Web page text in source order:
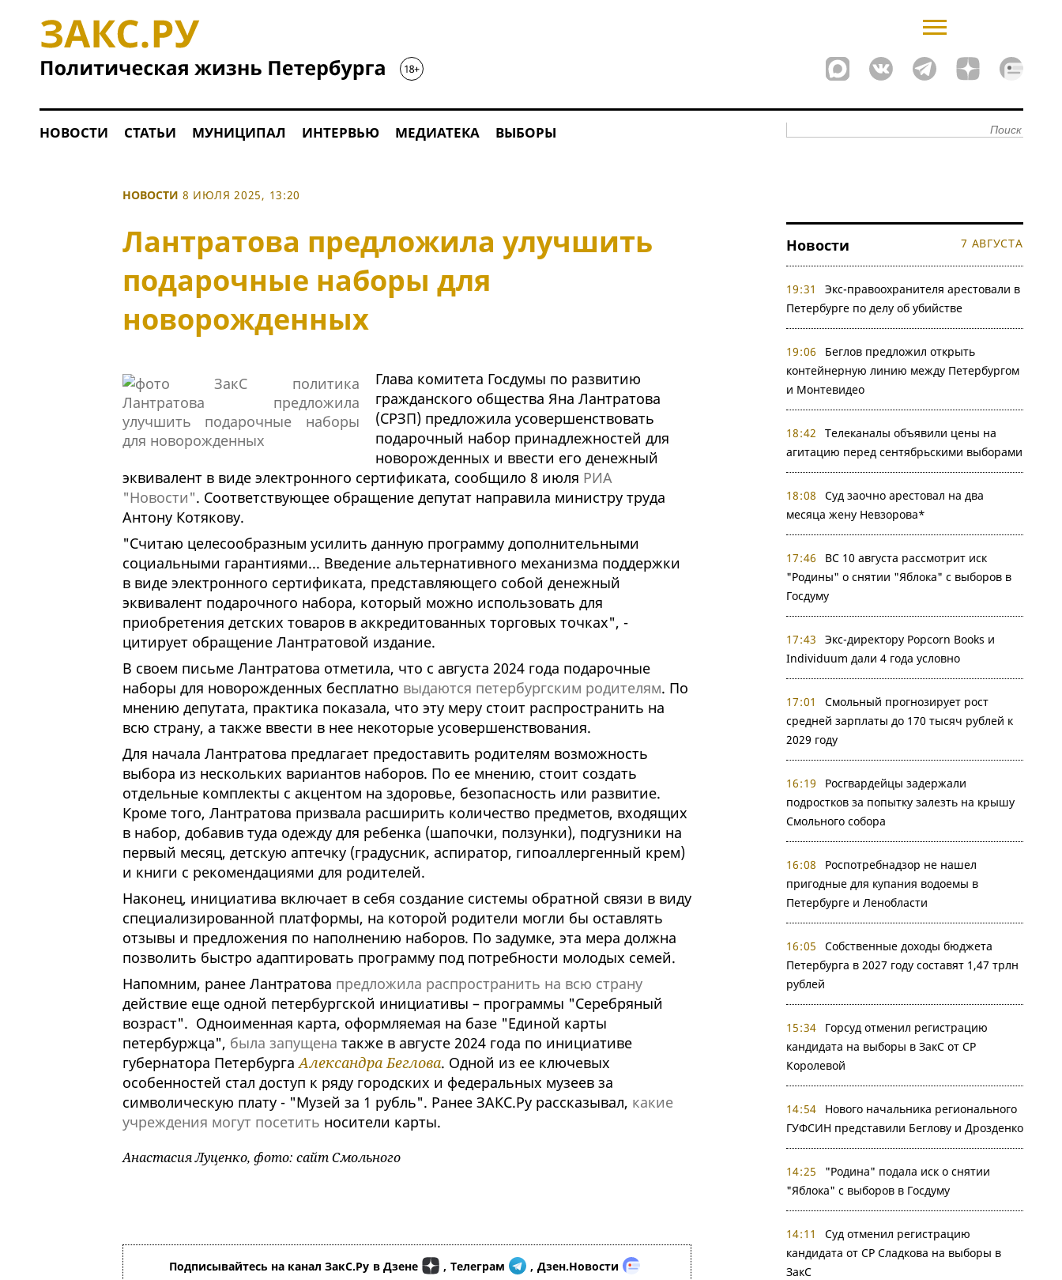
НОВОСТИ СТАТЬИ МУНИЦИПАЛ ИНТЕРВЬЮ МЕДИАТЕКА ВЫБОРЫ
НОВОСТИ 8 ИЮЛЯ 2025, 13:20
Лантратова предложила улучшить
подарочные наборы для
новорожденных
Глава комитета Госдумы по развитию
гражданского общества Яна Лантратова
(СРЗП) предложила усовершенствовать
подарочный набор принадлежностей для
новорожденных и ввести его денежный
эквивалент в виде электронного сертификата, сообщило 8 июля РИА
"Новости". Соответствующее обращение депутат направила министру труда
Антону Котякову.
"Считаю целесообразным усилить данную программу дополнительными
социальными гарантиями... Введение альтернативного механизма поддержки
в виде электронного сертификата, представляющего собой денежный
эквивалент подарочного набора, который можно использовать для
приобретения детских товаров в аккредитованных торговых точках", -
цитирует обращение Лантратовой издание.
В своем письме Лантратова отметила, что с августа 2024 года подарочные
наборы для новорожденных бесплатно выдаются петербургским родителям. По
мнению депутата, практика показала, что эту меру стоит распространить на
всю страну, а также ввести в нее некоторые усовершенствования.
Для начала Лантратова предлагает предоставить родителям возможность
выбора из нескольких вариантов наборов. По ее мнению, стоит создать
отдельные комплекты с акцентом на здоровье, безопасность или развитие.
Кроме того, Лантратова призвала расширить количество предметов, входящих
в набор, добавив туда одежду для ребенка (шапочки, ползунки), подгузники на
первый месяц, детскую аптечку (градусник, аспиратор, гипоаллергенный крем)
и книги с рекомендациями для родителей.
Наконец, инициатива включает в себя создание системы обратной связи в виду
специализированной платформы, на которой родители могли бы оставлять
отзывы и предложения по наполнению наборов. По задумке, эта мера должна
позволить быстро адаптировать программу под потребности молодых семей.
Напомним, ранее Лантратова предложила распространить на всю страну
действие еще одной петербургской инициативы – программы "Серебряный
возраст". Одноименная карта, оформляемая на базе "Единой карты
петербуржца", была запущена также в августе 2024 года по инициативе
губернатора ПетербургаАлександра Беглова. Одной из ее ключевых
особенностей стал доступ к ряду городских и федеральных музеев за
символическую плату - "Музей за 1 рубль". Ранее ЗАКС.Ру рассказывал, какие
учреждения могут посетить носители карты.
Анастасия Луценко, фото: сайт Смольного
Подписывайтесь на канал ЗакС.Ру в Дзене , Телеграм , Дзен.Новости
Новости 7 АВГУСТА
19:31
Экс-правоохранителя арестовали в
Петербурге по делу об убийстве
19:06
Беглов предложил открыть
контейнерную линию между Петербургом
и Монтевидео
18:42
Телеканалы объявили цены на
агитацию перед сентябрьскими выборами
18:08
Суд заочно арестовал на два
месяца жену Невзорова*
17:46
ВС 10 августа рассмотрит иск
"Родины" о снятии "Яблока" с выборов в
Госдуму
17:43
Экс-директору Popcorn Books и
Individuum дали 4 года условно
17:01
Смольный прогнозирует рост
средней зарплаты до 170 тысяч рублей к
2029 году
16:19
Росгвардейцы задержали
подростков за попытку залезть на крышу
Смольного собора
16:08
Роспотребнадзор не нашел
пригодные для купания водоемы в
Петербурге и Ленобласти
16:05
Собственные доходы бюджета
Петербурга в 2027 году составят 1,47 трлн
рублей
15:34
Горсуд отменил регистрацию
кандидата на выборы в ЗакС от СР
Королевой
14:54
Нового начальника регионального
ГУФСИН представили Беглову и Дрозденко
14:25
"Родина" подала иск о снятии
"Яблока" с выборов в Госдуму
14:11
Суд отменил регистрацию
кандидата от СР Сладкова на выборы в
ЗакС